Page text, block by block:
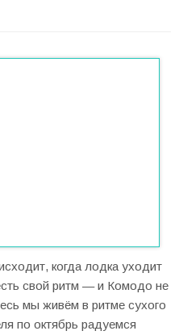
когда лодка уходит
свой ритм — и Комодо не
мы живём в ритме сухого
по октябрь радуемся